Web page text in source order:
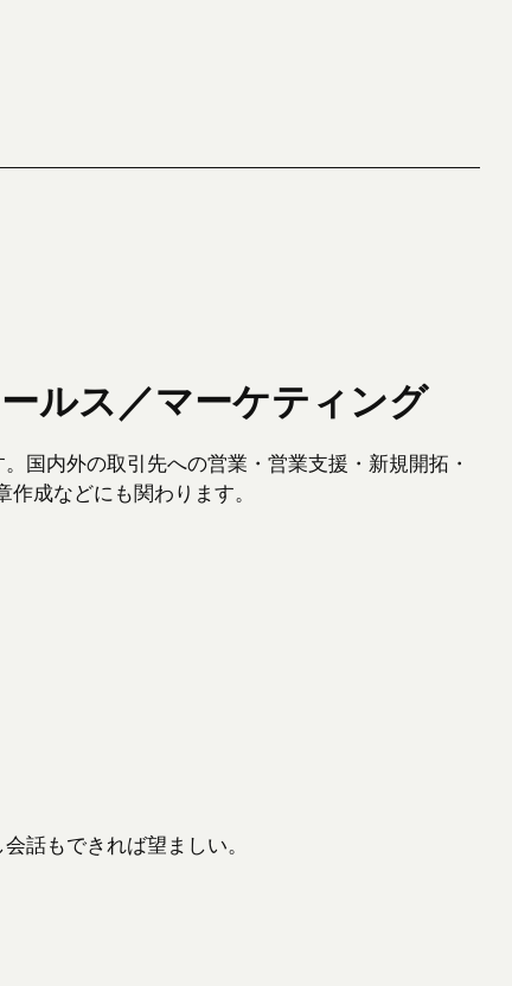
ルス／マーケティング
国内外の取引先への営業・営業支援・新規開拓・
成などにも関わります。
話もできれば望ましい。